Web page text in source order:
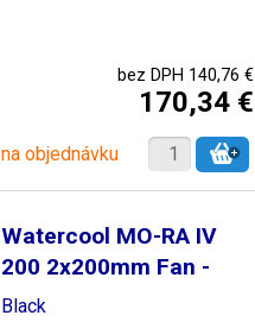
bez DPH 140,76 €
170,34 €
na objednávku
Watercool MO-RA IV
200 2x200mm Fan -
Black